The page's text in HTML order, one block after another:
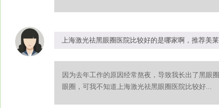
上海激光祛黑眼圈医院比较好的是哪家啊，推荐美莱
因为去年工作的原因经常熬夜，导致我长出了黑眼
眼圈，可我不知道上海激光祛黑眼圈医院比较好...